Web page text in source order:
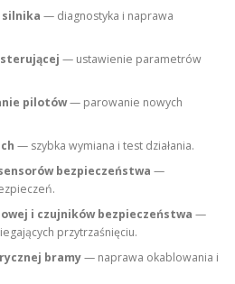
silnika — diagnostyka i naprawa
— ustawienie parametrów
pilotów— parowanie nowych
— szybka wymiana i test działania.
bezpieczeństwa —
i czujników bezpieczeństwa —
przytrzaśnięciu.
bramy— naprawa okablowania i